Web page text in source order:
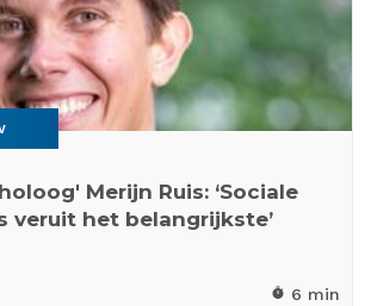
Merijn Ruis: ‘Sociale
veruit het belangrijkste’
timer 6 min